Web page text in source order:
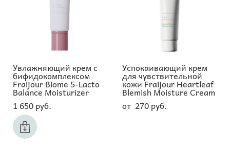
Увлажняющий крем с
бифидокомплексом
Fraijour Biome 5-Lacto
Balance Moisturizer
1 650 pуб.
Успокаивающий крем
для чувствительной
кожи Fraijour Heartleaf
Blemish Moisture Cream
от 270 pуб.